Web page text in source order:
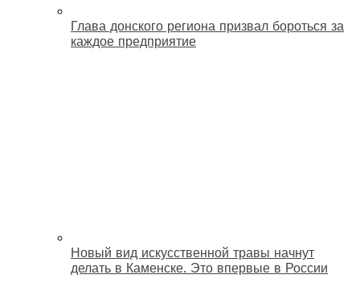
Глава донского региона призвал бороться за
каждое предприятие
Новый вид искусственной травы начнут
делать в Каменске. Это впервые в России